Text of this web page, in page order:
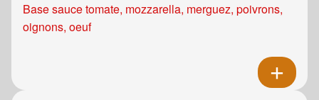
Base sauce tomate, mozzarella, merguez, poivrons,
oignons, oeuf